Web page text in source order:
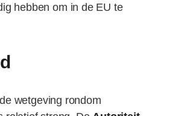
hebben om in de EU te
wetgeving rondom